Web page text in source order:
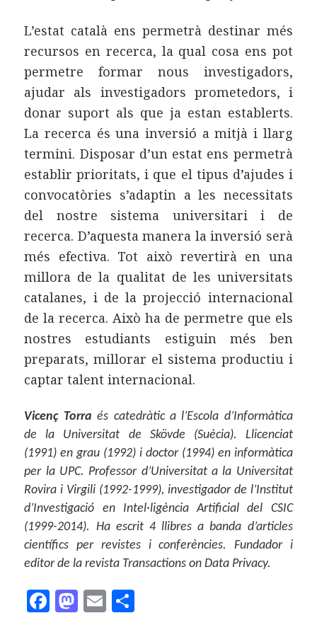
L’estat català ens permetrà destinar més
recursos en recerca, la qual cosa ens pot
permetre formar nous investigadors,
ajudar als investigadors prometedors, i
donar suport als que ja estan establerts.
La recerca és una inversió a mitjà i llarg
termini. Disposar d’un estat ens permetrà
establir prioritats, i que el tipus d’ajudes i
convocatòries s’adaptin a les necessitats
del nostre sistema universitari i de
recerca. D’aquesta manera la inversió serà
més efectiva. Tot això revertirà en una
millora de la qualitat de les universitats
catalanes, i de la projecció internacional
de la recerca. Això ha de permetre que els
nostres estudiants estiguin més ben
preparats, millorar el sistema productiu i
captar talent internacional.
Vicenç Torraés catedràtic a l’Escola d’Informàtica
de la Universitat de Skövde (Suècia). Llicenciat
(1991) en grau (1992) i doctor (1994) en informàtica
per la UPC. Professor d’Universitat a la Universitat
Rovira i Virgili (1992-1999), investigador de l’Institut
d’Investigació en Intel·ligència Artificial del CSIC
(1999-2014). Ha escrit 4 llibres a banda d’articles
científics per revistes i conferències. Fundador i
editor de la revista Transactions on Data Privacy.
F M E